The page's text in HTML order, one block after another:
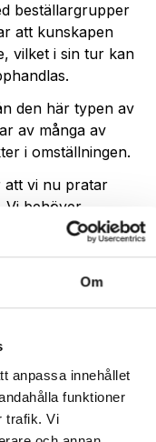
Om
anpassa innehållet
funktioner
trafik. Vi
beställargrupper
att kunskapen
vilket i sin tur kan
den här typen av
av många av
i omställningen.
att vi nu pratar
Vi behöver
fått från olika
och det
Kapitaldagen.
sätt för kommuner
ett
perspektiv på
om att ge en
statliga och